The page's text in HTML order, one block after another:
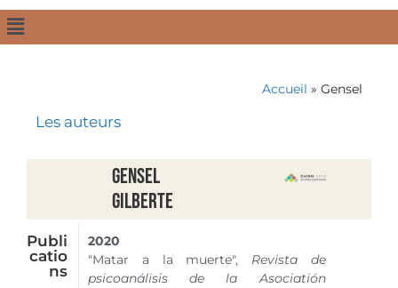
Accueil » Gensel
Les auteurs
Gensel
Gilberte
Publi
catio
ns
2020
"Matar a la muerte", Revista de
psicoanálisis de la Asociatión